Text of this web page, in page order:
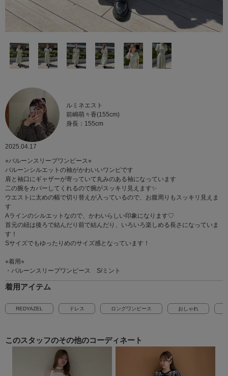
ルミネエスト
前嶋萌々香(155cm)
身長：155cm
2025.04.17
⭐︎バルーンスリーブワンピース⭐︎
バルーンシルエットの袖がかわいいワンピです
肩と袖口にギャザーが寄っていて丸みのある袖になっています
二の腕をカバーしてくれるので腕がスッキリ見えます✨
ウエストに太めの幅で切り替えが入っているので、お腹周りもスッキリ見えま
す
Aラインのシルエットなので、かわいらしい印象になります♡
首元の紐は後ろで結んだり前で結んだり、いろいろ楽しめる長さになっていま
す！
Sサイズでもゆったりめのサイズ感となっています！
⭐︎着用⭐︎
・バルーンスリーブワンピース S/ミント
着用アイテム
REDYAZEL ドレス ロングワンピース おしゃれ
このスタッフのその他のコーディネート